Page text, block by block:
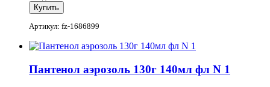
Артикул: fz-1686899
Пантенол аэрозоль 130г 140мл фл N 1